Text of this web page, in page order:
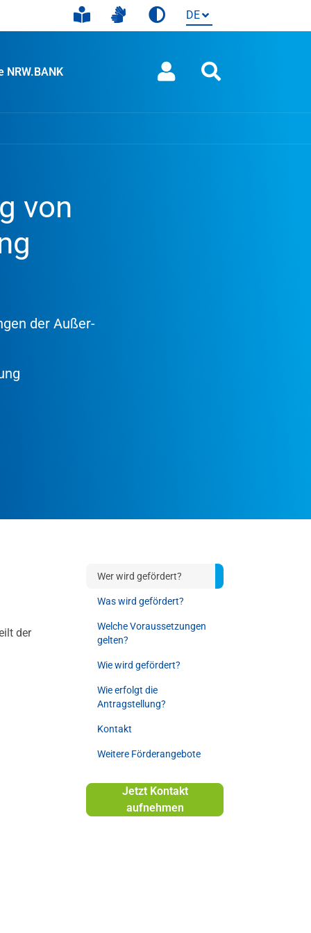
NRW.BANK
von
der Außer-
der
Jetzt Kontakt
aufnehmen
Wer wird gefördert?
Was wird gefördert?
Welche Voraussetzungen
gelten?
Wie wird gefördert?
Wie erfolgt die
Antragstellung?
Kontakt
Weitere Förderangebote